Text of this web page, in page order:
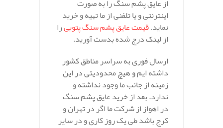
از عایق پشم سنگ را به صورت
اینترنتی و یا تلفنی از ما تهیه و خرید
نماید.قیمت عایق پشم سنگ پتوییرا
از لینک درج شده بدست آورید.
ارسال فوری به سراسر مناطق کشور
داشته ایم و هیچ محدودیتی در این
زمینه از جانب ما وجود نداشته و
ندارد. بعد از خرید عایق پشم سنگ
در اهواز از شرکت ما اگر در تهران و
کرج باشد طی یک روز کاری و در سایر